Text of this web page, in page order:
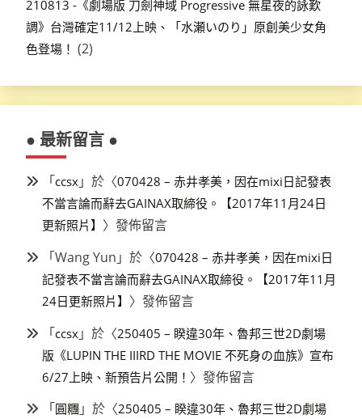
210813 -《劇場版 刀劍神域 Progressive 無星夜的詠歎
調》台灣確定11/12上映、「水瀬いのり」原創美少女角
色登場！ (2)
● 最新留言 ●
「ccsx 」於〈070428 – 赤井孝美，因在mixi日記發表
不當言論而辭去GAINAX取締役。【2017年11月24日
更新照片】 〉發佈留言
「Wang Yun 」於〈070428 – 赤井孝美，因在mixi日
記發表不當言論而辭去GAINAX取締役。【2017年11月
24日更新照片】 〉發佈留言
「ccsx 」於〈250405 – 睽違30年、魯邦三世2D劇場
版《LUPIN THE IIIRD THE MOVIE 不死身の血族》宣布
6/27上映、新預告片公開！ 〉發佈留言
「圓糰 」於〈250405 – 睽違30年、魯邦三世2D劇場